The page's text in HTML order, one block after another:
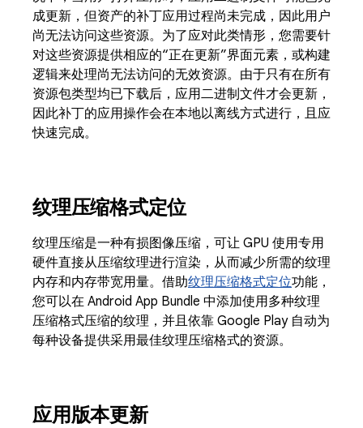
成更新，但资产的补丁应用过程尚未完成，因此用户
尚无法访问这些资源。为了应对此类情形，您需要针
对这些资源提供相应的“正在更新”界面元素，或构建
逻辑来处理尚无法访问的无效资源。由于只有在所有
资源包类型均已下载后，应用二进制文件才会更新，
因此补丁的应用操作会在本地以离线方式进行，且应
快速完成。
纹理压缩格式定位
纹理压缩是一种有损图像压缩，可让 GPU 使用专用
硬件直接从压缩纹理进行渲染，从而减少所需的纹理
内存和内存带宽用量。借助纹理压缩格式定位功能，
您可以在 Android App Bundle 中添加使用多种纹理
压缩格式压缩的纹理，并且依靠 Google Play 自动为
每种设备提供采用最佳纹理压缩格式的资源。
应用版本更新